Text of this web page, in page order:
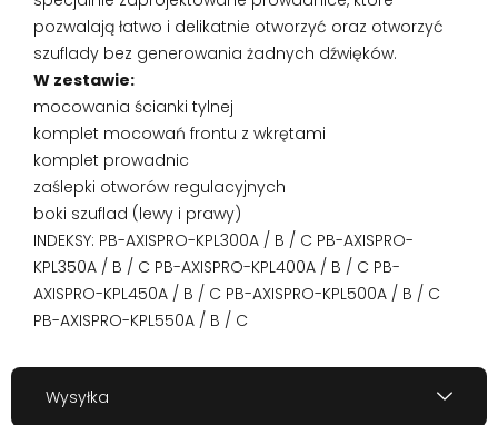
pozwalają łatwo i delikatnie otworzyć oraz otworzyć
szuflady bez generowania żadnych dźwięków.
W zestawie:
mocowania ścianki tylnej
komplet mocowań frontu z wkrętami
komplet prowadnic
zaślepki otworów regulacyjnych
boki szuflad (lewy i prawy)
INDEKSY: PB-AXISPRO-KPL300A / B / C PB-AXISPRO-
KPL350A / B / C PB-AXISPRO-KPL400A / B / C PB-
AXISPRO-KPL450A / B / C PB-AXISPRO-KPL500A / B / C
PB-AXISPRO-KPL550A / B / C
Wysyłka